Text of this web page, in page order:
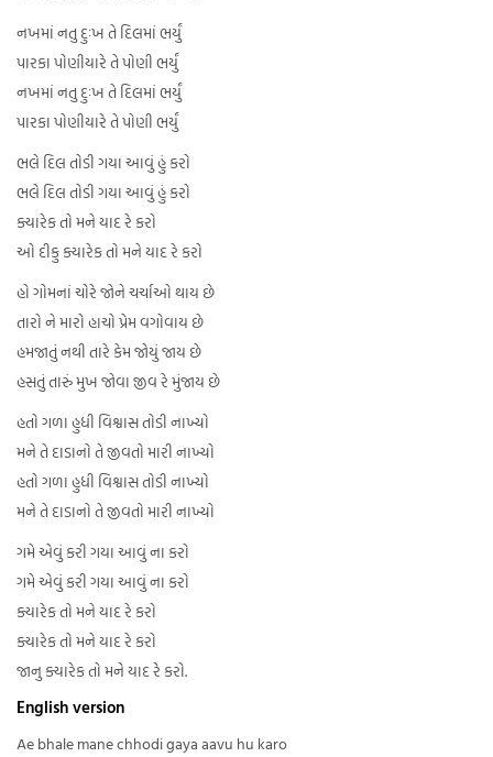
નખમાં નતુ દુઃખ તે દિલમાં ભર્યું
પારકા પોણીયારે તે પોણી ભર્યું
નખમાં નતુ દુઃખ તે દિલમાં ભર્યું
પારકા પોણીયારે તે પોણી ભર્યું
ભલે દિલ તોડી ગયા આવું હું કરો
ભલે દિલ તોડી ગયા આવું હું કરો
ક્યારેક તો મને યાદ રે કરો
ઓ દીકુ ક્યારેક તો મને યાદ રે કરો
હો ગોમનાં ચોરે જોને ચર્ચાઓ થાય છે
તારો ને મારો હાચો પ્રેમ વગોવાય છે
હમજાતું નથી તારે કેમ જોયું જાય છે
હસતું તારું મુખ જોવા જીવ રે મુંજાય છે
હતો ગળા હુધી વિશ્વાસ તોડી નાખ્યો
મને તે દાડાનો તે જીવતો મારી નાખ્યો
હતો ગળા હુધી વિશ્વાસ તોડી નાખ્યો
મને તે દાડાનો તે જીવતો મારી નાખ્યો
ગમે એવું કરી ગયા આવું ના કરો
ગમે એવું કરી ગયા આવું ના કરો
ક્યારેક તો મને યાદ રે કરો
ક્યારેક તો મને યાદ રે કરો
જાનુ ક્યારેક તો મને યાદ રે કરો.
English version
Ae bhale mane chhodi gaya aavu hu karo